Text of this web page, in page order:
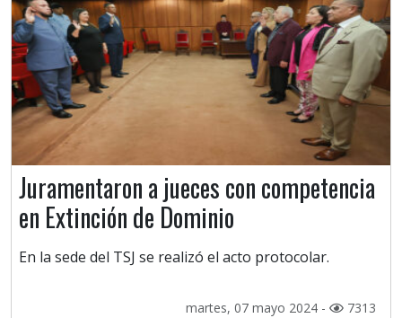
Juramentaron a jueces con competencia
en Extinción de Dominio
En la sede del TSJ se realizó el acto protocolar.
martes, 07 mayo 2024 - 7313